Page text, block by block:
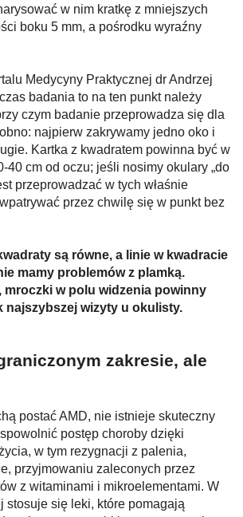
w nim kratkę z mniejszych
boku 5 mm, a pośrodku wyraźny
Medycyny Praktycznej dr Andrzej
badania to na ten punkt należy
czym badanie przeprowadza się dla
najpierw zakrywamy jedno oko i
Kartka z kwadratem powinna być w
40 cm od oczu; jeśli nosimy okulary „do
przeprowadzać w tych właśnie
przez chwilę się w punkt bez
są równe, a linie w kwadracie
mamy problemów z plamką.
mroczki w polu widzenia powinny
najszybszej wizyty u okulisty.
zakresie, ale
postać AMD, nie istnieje skuteczny
postęp choroby dzięki
w tym rezygnacji z palenia,
przyjmowaniu zaleconych przez
z witaminami i mikroelementami. W
stosuje się leki, które pomagają